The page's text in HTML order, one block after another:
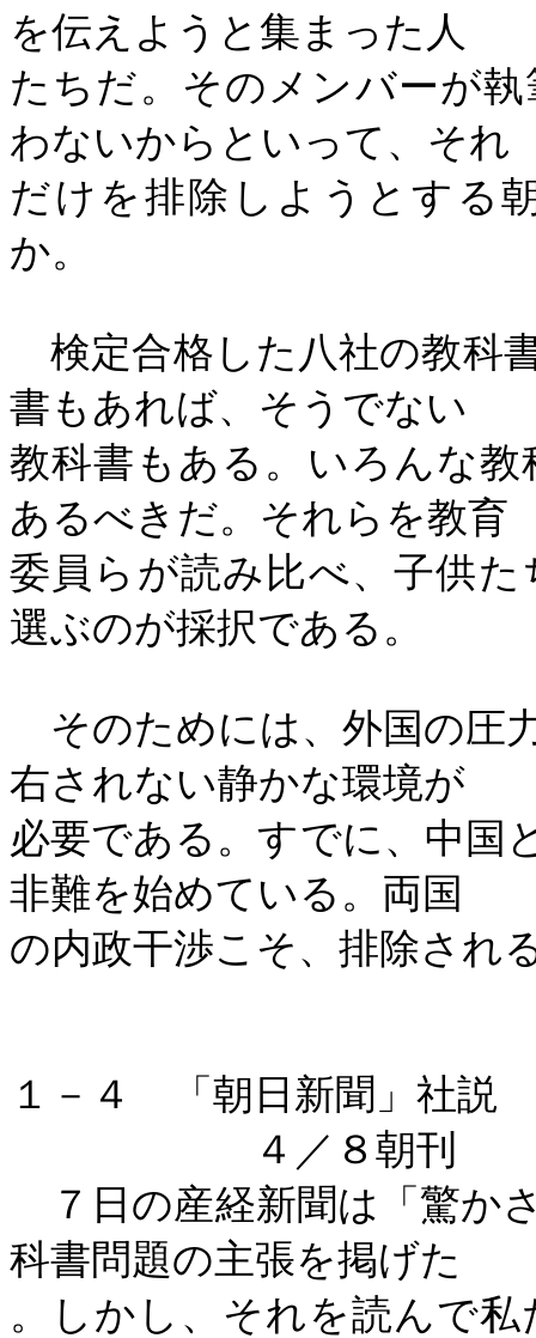
を伝えようと集まった人
たちだ。そのメンバーが
わないからといって、それ
だけを排除しようとする
か。
検定合格した八社の教科
書もあれば、そうでない
教科書もある。いろんな
あるべきだ。それらを教育
委員らが読み比べ、子供
選ぶのが採択である。
そのためには、外国の圧
右されない静かな環境が
必要である。すでに、中国
非難を始めている。両国
の内政干渉こそ、排除され
１－４ 「朝日新聞」社説
４／８朝刊
７日の産経新聞は「驚か
科書問題の主張を掲げた
。しかし、それを読んで